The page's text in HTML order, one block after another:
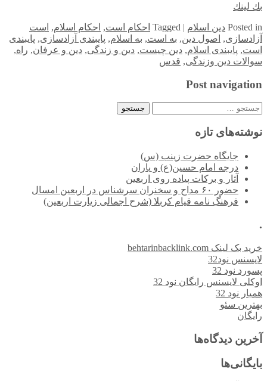
بك لينك
Posted in دین اسلام |
Tagged احکام است, احکام اسلام, است
آزادسازی, اصول دین, به است, به اسلام, پایبندی آزادسازی, پایبندی
است, پایبندی اسلام, دین چیست, دین و زندگی, دین و عرفان, راه,
سوالات دین وزندگی, قدس
Post navigation
جستجو
نوشته‌های تازه
جایگاه حضرت زینب (س)
درجه امام حسین(ع) و یاران
آثار و برکات پیاده روی اربعین
حضور ۶۰ مداح و سخنران سرشناس در اربعین امسال
فرهنگ نامه قیام کربلا (شرح اجمالی زیارت اربعین)
.
خرید بک لینک behtarinbacklink.com
لایسنس نود32
پسورد نود 32
اوکلی لایسنس رایگان نود 32
همیار نود 32
بهترین سئو
رایگان
آخرین دیدگاه‌ها
بایگانی‌ها